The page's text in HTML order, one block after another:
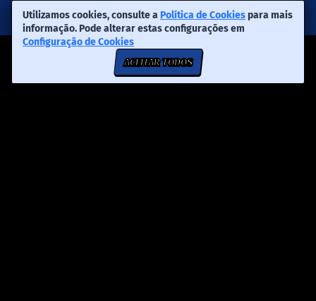
Utilizamos cookies, consulte a Política de Cookies para mais
informação. Pode alterar estas configurações em
Configuração de Cookies
ACEITAR TODOS